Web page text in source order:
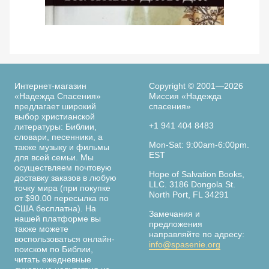
Страница
книги
Интернет-магазин
«Надежда Спасения»
предлагает широкий
выбор христианской
литературы: Библии,
словари, песенники, а
также музыку и фильмы
для всей семьи. Мы
осуществляем почтовую
доставку заказов в любую
точку мира (при покупке
от $90.00 пересылка по
США бесплатна). На
нашей платформе вы
также можете
воспользоваться онлайн-
поиском по Библии,
читать ежедневные
Copyright © 2001—2026
Миссия «Надежда
спасения»
+1 941 404 8483
Mon-Sat: 9:00am-6:00pm.
EST
Hope of Salvation Books,
LLC. 3186 Dongola St.
North Port, FL 34291
Замечания и
предложения
направляйте по адресу:
info@spasenie.org